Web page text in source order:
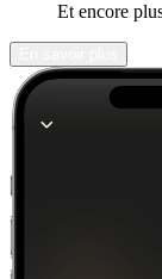
Et encore